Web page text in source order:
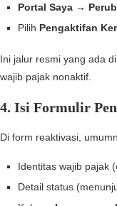
Portal Saya →
Pilih Pengaktifan
Ini jalur resmi yang ada
wajib pajak nonaktif.
4. Isi Formulir
Di form reaktivasi,
Identitas wajib pajak
Detail status